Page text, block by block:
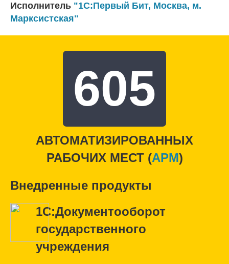
Исполнитель "1С:Первый Бит, Москва, м.
Марксистская"
605
АВТОМАТИЗИРОВАННЫХ
РАБОЧИХ МЕСТ (APM)
Внедренные продукты
1С:Документооборот
государственного
учреждения